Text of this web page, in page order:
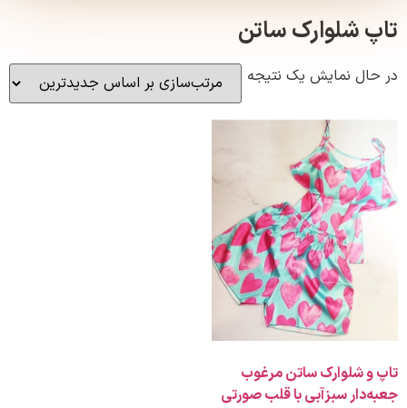
شلوارک ساتن
نمایش یک نتیجه
ساتن مرغوب
سبزآبی با قلب صورتی